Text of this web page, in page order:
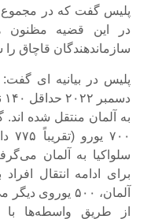
در این قضیه مظنون
سازماندهندگان قاچاق
پلیس در بیانیه ای
به آلمان منتقل شده
۷۰۰
سلواکیا به آلمان
برای ادامه انتقال
آلمان، ۵۰۰
از طریق واسطه‌ها